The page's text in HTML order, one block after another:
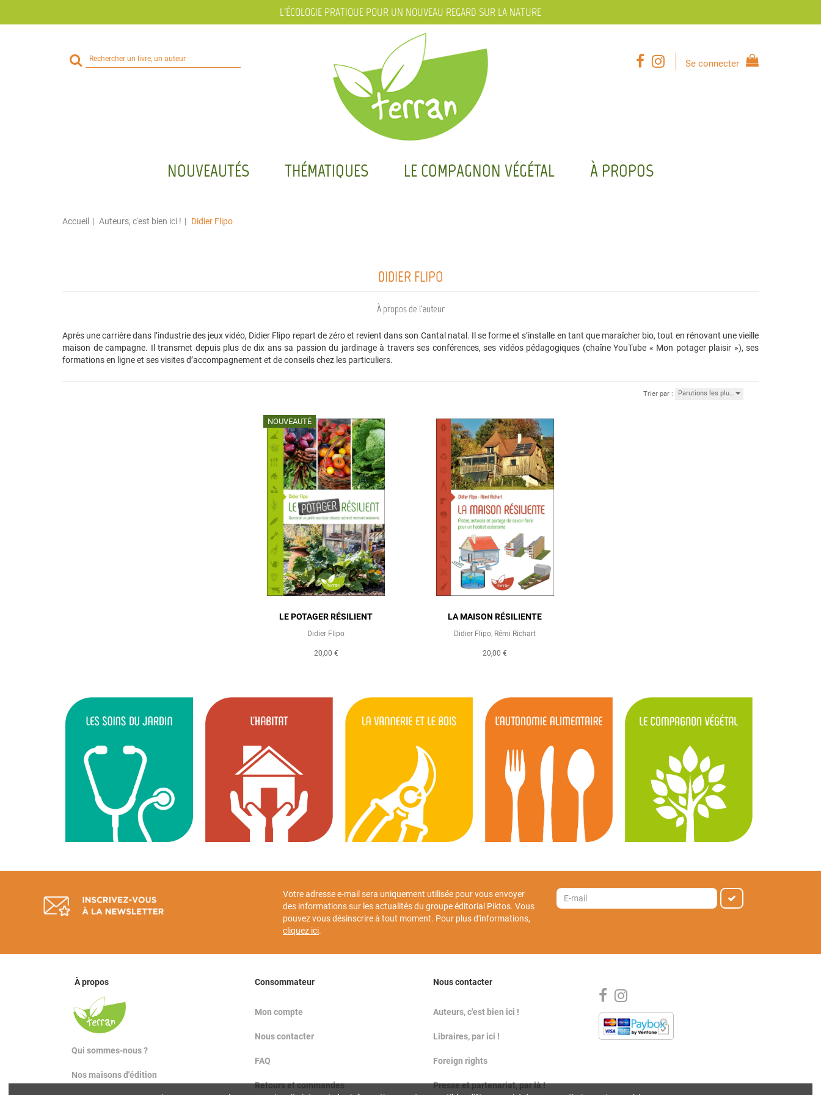
L'ÉCOLOGIE PRATIQUE POUR UN NOUVEAU REGARD SUR LA NATURE
Rechercher
sur
Se connecter
NOUVEAUTÉS THÉMATIQUES LE COMPAGNON VÉGÉTAL À PROPOS
Accueil Auteurs, c'est bien ici ! Didier Flipo
DIDIER FLIPO
À propos de l'auteur
Après une carrière dans l’industrie des jeux vidéo, Didier Flipo repart de zéro et revient dans son Cantal natal. Il se forme et s’installe en tant que maraîcher bio, tout en rénovant une vieille
maison de campagne. Il transmet depuis plus de dix ans sa passion du jardinage à travers ses conférences, ses vidéos pédagogiques (chaîne YouTube « Mon potager plaisir »), ses
formations en ligne et ses visites d’accompagnement et de conseils chez les particuliers.
Trier par : Parutions les plu…
NOUVEAUTÉ
LE POTAGER RÉSILIENT
Didier Flipo
20,00 €
LA MAISON RÉSILIENTE
Didier Flipo, Rémi Richart
20,00 €
Votre adresse e-mail sera uniquement utilisée pour vous envoyer
des informations sur les actualités du groupe éditorial Piktos. Vous
pouvez vous désinscrire à tout moment. Pour plus d'informations,
cliquez ici.
À propos
Qui sommes-nous ?
Nos maisons d'édition
Consommateur
Mon compte
Nous contacter
FAQ
Retours et commandes
Nous contacter
Auteurs, c'est bien ici !
Libraires, par ici !
Foreign rights
Presse et partenariat, par là !